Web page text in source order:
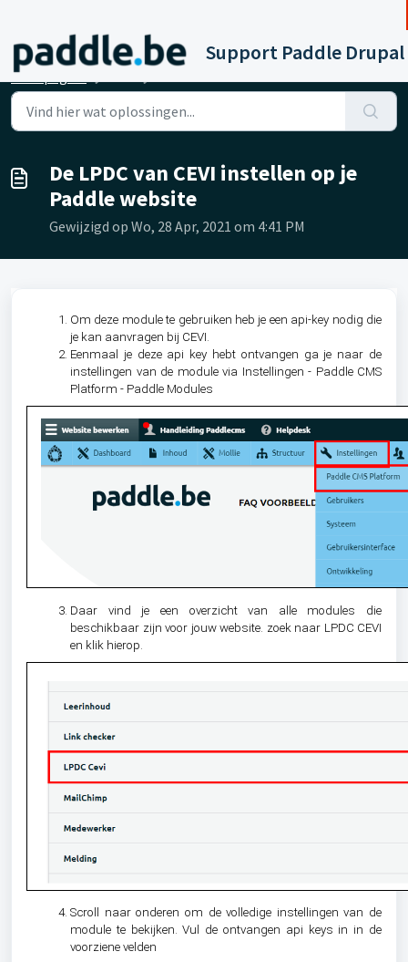
Doorgaan naar hoofdinhoud
Support Paddle Drupal
Startpagina
De LPDC van CEVI instellen op je
Paddle website
Gewijzigd op Wo, 28 Apr, 2021 om 4:41 PM
Om deze module te gebruiken heb je een api-key nodig die
je kan aanvragen bij CEVI.
Eenmaal je deze api key hebt ontvangen ga je naar de
instellingen van de module via Instellingen - Paddle CMS
Platform - Paddle Modules
Daar vind je een overzicht van alle modules die
beschikbaar zijn voor jouw website. zoek naar LPDC CEVI
en klik hierop.
Scroll naar onderen om de volledige instellingen van de
module te bekijken. Vul de ontvangen api keys in in de
voorziene velden